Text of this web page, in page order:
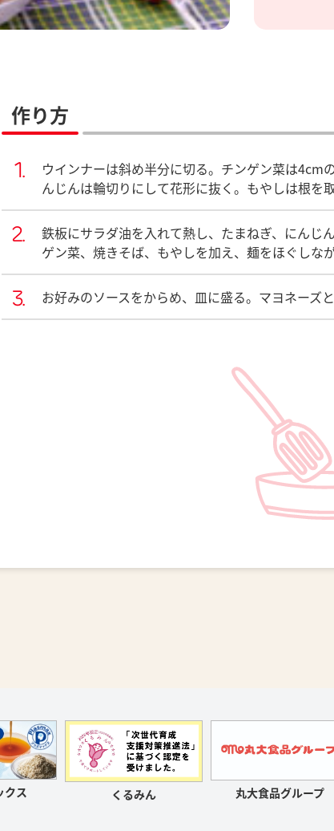
作り方
ウインナーは斜め半分に切る。チンゲン菜は4cm
んじんは輪切りにして花形に抜く。もやしは根を取
鉄板にサラダ油を入れて熱し、たまねぎ、にんじ
ゲン菜、焼きそば、もやしを加え、麺をほぐしな
お好みのソースをからめ、皿に盛る。マヨネーズ
クス くるみん 丸大食品グループ